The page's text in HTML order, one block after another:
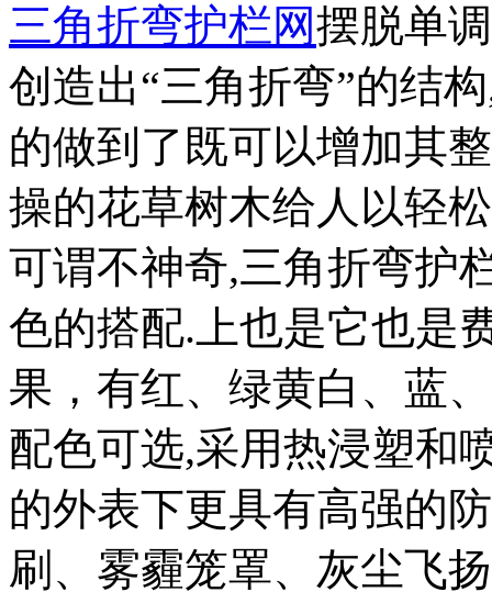
三角折弯护栏网摆脱单
创造出“三角折弯”的结
的做到了既可以增加其
操的花草树木给人以轻
可谓不神奇,三角折弯护
色的搭配.上也是它也是
果，有红、绿黄白、蓝
配色可选,采用热浸塑和
的外表下更具有高强的
刷、雾霾笼罩、灰尘飞